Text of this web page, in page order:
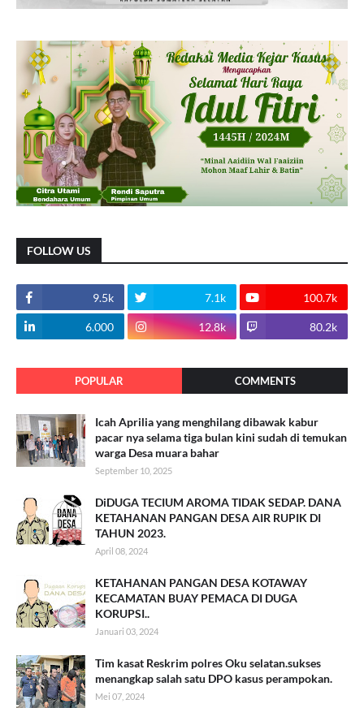
FOLLOW US
9.5k 7.1k 100.7k
6.000 12.8k 80.2k
POPULAR COMMENTS
Icah Aprilia yang menghilang dibawak kabur
pacar nya selama tiga bulan kini sudah di temukan
warga Desa muara bahar
September 10, 2025
DiDUGA TECIUM AROMA TIDAK SEDAP. DANA
KETAHANAN PANGAN DESA AIR RUPIK DI
TAHUN 2023.
April 08, 2024
KETAHANAN PANGAN DESA KOTAWAY
KECAMATAN BUAY PEMACA DI DUGA
KORUPSI..
Januari 03, 2024
Tim kasat Reskrim polres Oku selatan.sukses
menangkap salah satu DPO kasus perampokan.
Mei 07, 2024